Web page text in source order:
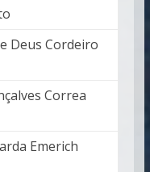
Deus Cordeiro
Correa
Emerich